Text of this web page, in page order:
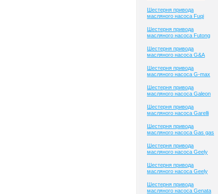
Шестерня привода
масляного насоса Fuqi
Шестерня привода
масляного насоса Futong
Шестерня привода
масляного насоса G&A
Шестерня привода
масляного насоса G-max
Шестерня привода
масляного насоса Galeon
Шестерня привода
масляного насоса Garelli
Шестерня привода
масляного насоса Gas gas
Шестерня привода
масляного насоса Geely
Шестерня привода
масляного насоса Geely
Шестерня привода
масляного насоса Genata